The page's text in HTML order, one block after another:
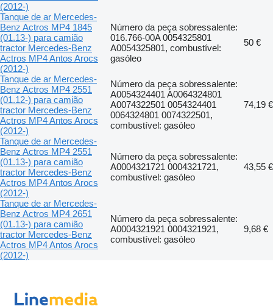
(2012-)
Tanque de ar Mercedes-
Benz Actros MP4 1845
(01.13-) para camião
tractor Mercedes-Benz
Actros MP4 Antos Arocs
(2012-)
Número da peça sobressalente:
016.766-00A 0054325801
A0054325801, combustível:
gasóleo
50 €
Tanque de ar Mercedes-
Benz Actros MP4 2551
(01.12-) para camião
tractor Mercedes-Benz
Actros MP4 Antos Arocs
(2012-)
Número da peça sobressalente:
A0054324401 A0064324801
A0074322501 0054324401
0064324801 0074322501,
combustível: gasóleo
74,19 €
Tanque de ar Mercedes-
Benz Actros MP4 2551
(01.13-) para camião
tractor Mercedes-Benz
Actros MP4 Antos Arocs
(2012-)
Número da peça sobressalente:
A0004321721 0004321721,
combustível: gasóleo
43,55 €
Tanque de ar Mercedes-
Benz Actros MP4 2651
(01.13-) para camião
tractor Mercedes-Benz
Actros MP4 Antos Arocs
(2012-)
Número da peça sobressalente:
A0004321921 0004321921,
combustível: gasóleo
9,68 €